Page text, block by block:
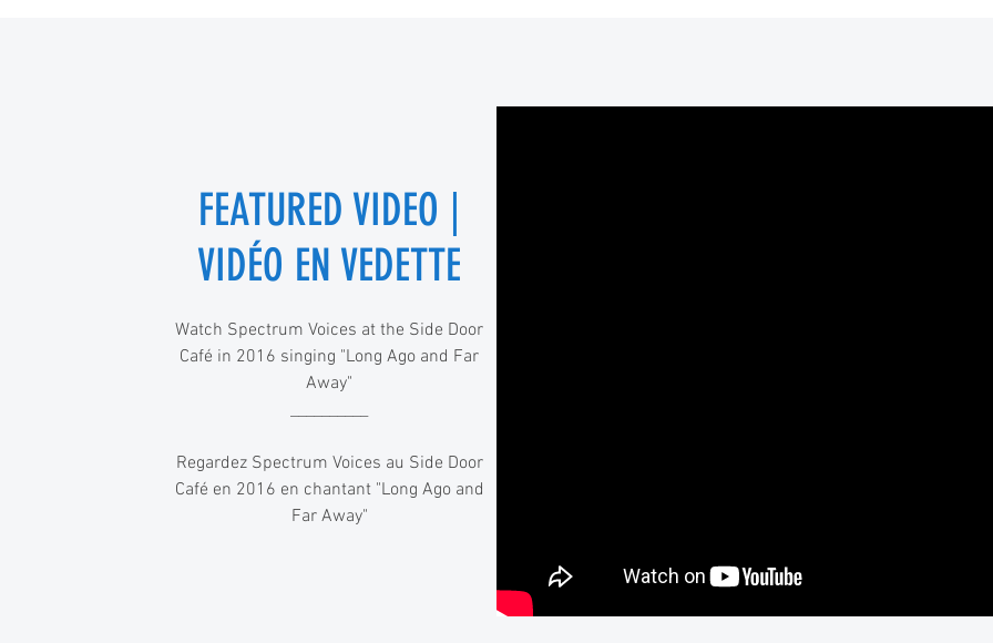
FEATURED VIDEO |
VIDÉO EN VEDETTE
Watch Spectrum Voices at the Side Door
Café in 2016 singing "Long Ago and Far
Away"
__________
Regardez Spectrum Voices au Side Door
Café en 2016 en chantant "Long Ago and
Far Away"